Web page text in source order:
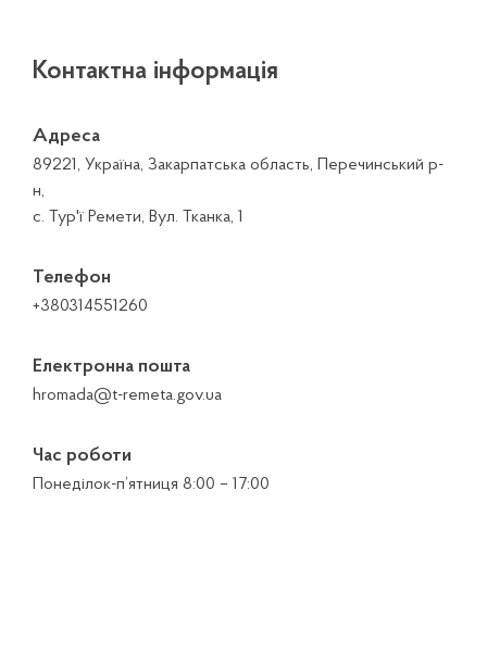
Контактна інформація
Адреса
89221, Україна, Закарпатська область, Перечинський р-
н,
с. Тур'ї Ремети, Вул. Тканка, 1
Телефон
+380314551260
Електронна пошта
hromada@t-remeta.gov.ua
Час роботи
Понеділок-п’ятниця 8:00 – 17:00